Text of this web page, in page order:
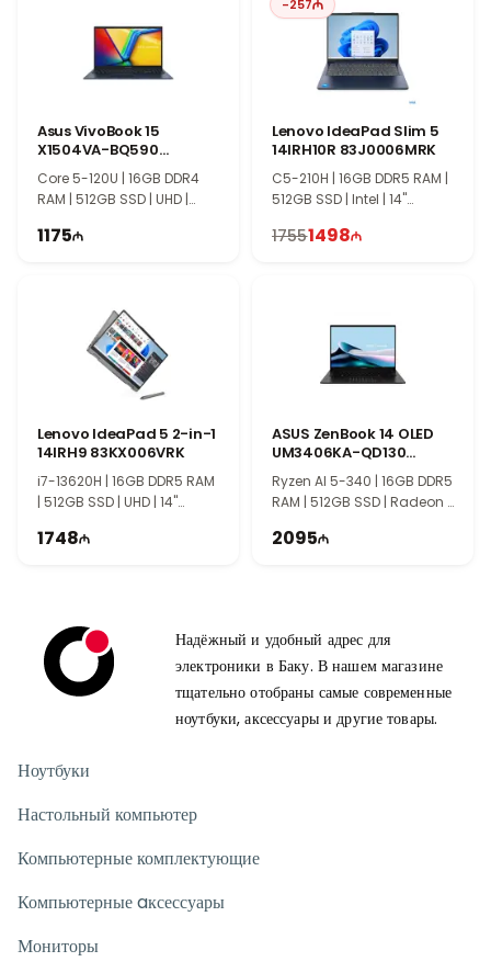
Asus VivoBook 15
X1504VA-BQ590
90NB13Y1-M00X70
Core 5-120U | 16GB DDR4
RAM | 512GB SSD | UHD |
1175
-257
Lenovo IdeaPad Slim 5
14IRH10R 83J0006MRK
C5-210H | 16GB DDR5 RAM |
512GB SSD | Intel | 14"
17551498
Lenovo IdeaPad 5 2-in-1
14IRH9 83KX006VRK
i7-13620H | 16GB DDR5 RAM
| 512GB SSD | UHD | 14"
1748
ASUS ZenBook 14 OLED
UM3406KA-QD130
90NB14U1-M007L0
Ryzen AI 5-340 | 16GB DDR5
RAM | 512GB SSD | Radeon |
2095
Надёжный и удобный адрес для
электроники в Баку. В нашем магазине
тщательно отобраны самые современные
ноутбуки, аксессуары и другие товары.
Ноутбуки
Настольный компьютер
Компьютерные комплектующие
Компьютерные aксессуары
Мониторы